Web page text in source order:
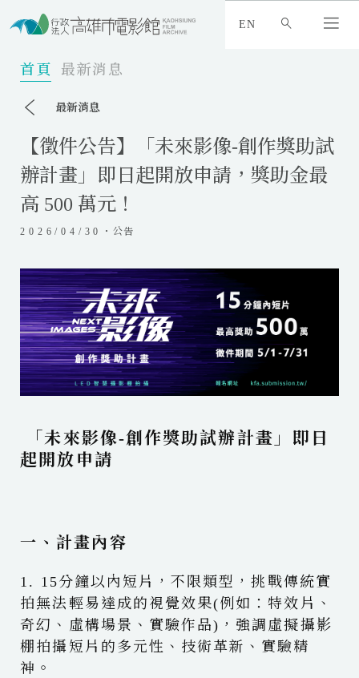
EN
首頁 最新消息
最新消息
【徵件公告】「未來影像-創作獎助試
辦計畫」即日起開放申請，獎助金最
高 500 萬元！
2026/04/30 ・公告
「未來影像-創作獎助試辦計畫」即日
起開放申請
一、計畫內容
1. 15分鐘以內短片，不限類型，挑戰傳統實
拍無法輕易達成的視覺效果(例如：特效片、
奇幻、虛構場景、實驗作品)，強調虛擬攝影
棚拍攝短片的多元性、技術革新、實驗精
神。